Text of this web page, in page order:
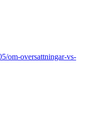
om-oversattningar-vs-